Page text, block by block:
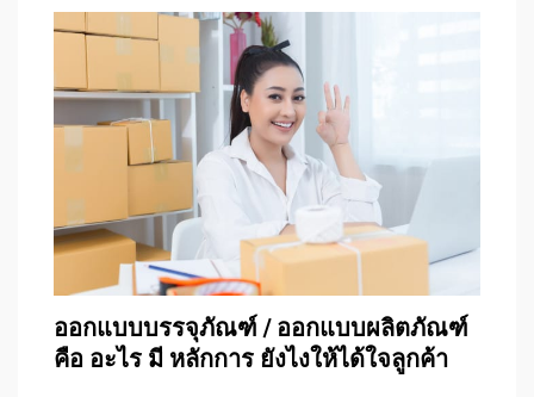
ออกแบบบรรจุภัณฑ์ / ออกแบบผลิตภัณฑ์
คือ อะไร มี หลักการ ยังไงให้ได้ใจลูกค้า